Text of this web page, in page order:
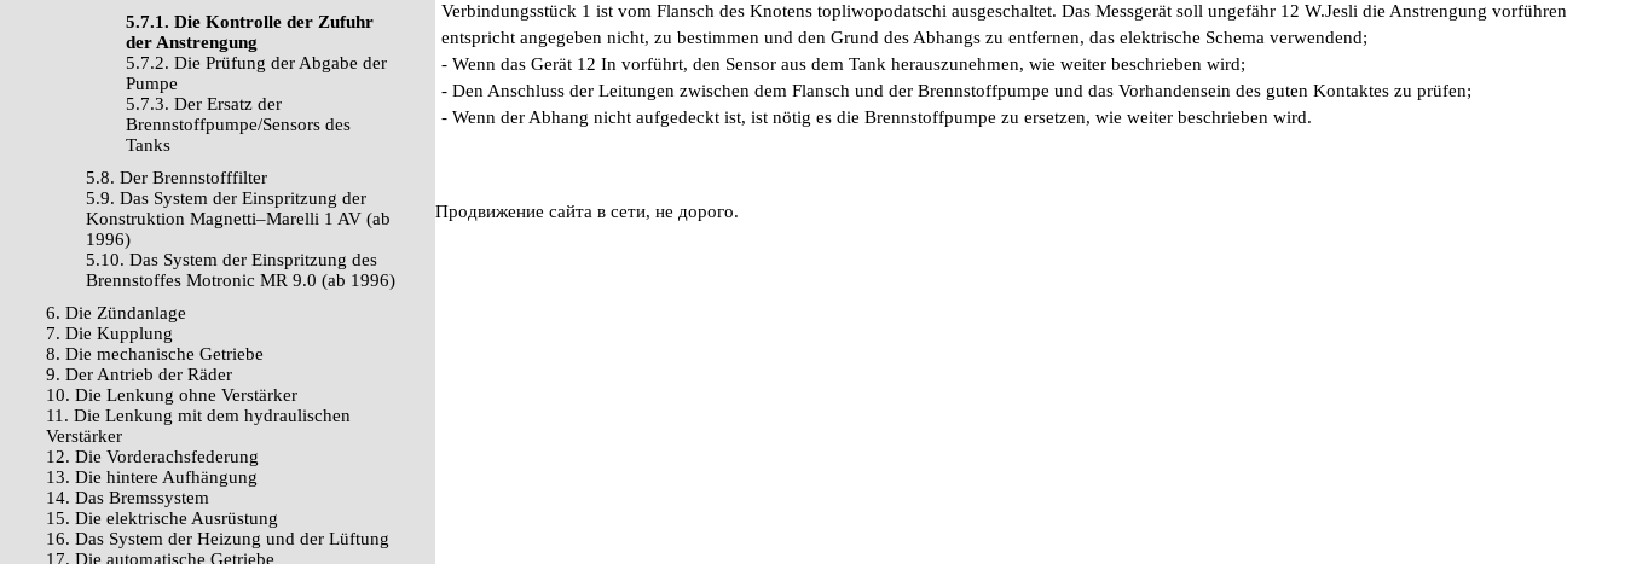
5.7.1. Die Kontrolle der Zufuhr
der Anstrengung
5.7.2. Die Prüfung der Abgabe der
Pumpe
5.7.3. Der Ersatz der
Brennstoffpumpe/Sensors des
Tanks
5.8. Der Brennstofffilter
5.9. Das System der Einspritzung der
Konstruktion Magnetti–Marelli 1 AV (ab
1996)
5.10. Das System der Einspritzung des
Brennstoffes Motronic MR 9.0 (ab 1996)
6. Die Zündanlage
7. Die Kupplung
8. Die mechanische Getriebe
9. Der Antrieb der Räder
10. Die Lenkung ohne Verstärker
11. Die Lenkung mit dem hydraulischen
Verstärker
12. Die Vorderachsfederung
13. Die hintere Aufhängung
14. Das Bremssystem
15. Die elektrische Ausrüstung
16. Das System der Heizung und der Lüftung
17. Die automatische Getriebe
Verbindungsstück 1 ist vom Flansch des Knotens topliwopodatschi ausgeschaltet. Das Messgerät soll ungefähr 12 W.Jesli die Anstrengung vorführen
entspricht angegeben nicht, zu bestimmen und den Grund des Abhangs zu entfernen, das elektrische Schema verwendend;
- Wenn das Gerät 12 In vorführt, den Sensor aus dem Tank herauszunehmen, wie weiter beschrieben wird;
- Den Anschluss der Leitungen zwischen dem Flansch und der Brennstoffpumpe und das Vorhandensein des guten Kontaktes zu prüfen;
- Wenn der Abhang nicht aufgedeckt ist, ist nötig es die Brennstoffpumpe zu ersetzen, wie weiter beschrieben wird.
Продвижение сайта в сети, не дорого.